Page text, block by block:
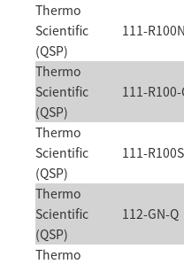
Thermo
Scientific
(QSP)
111-
Thermo
Scientific
(QSP)
111-R100-
Thermo
Scientific
(QSP)
111-
Thermo
Scientific
(QSP)
112-GN-Q
Thermo